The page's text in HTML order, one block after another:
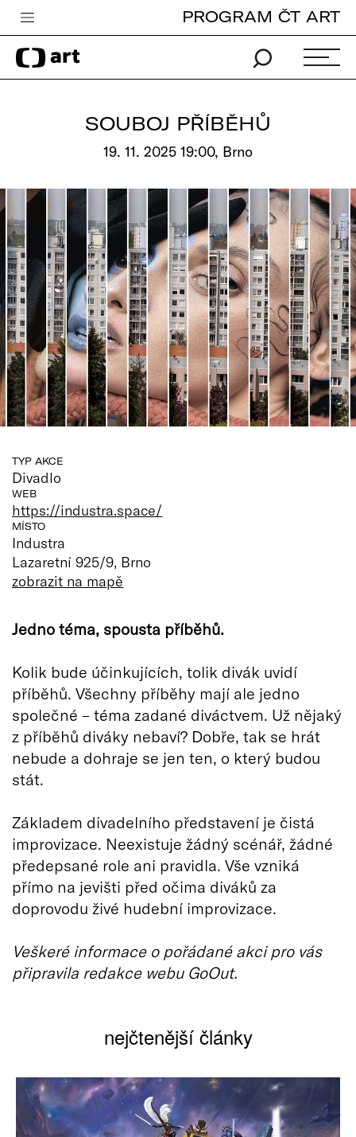
Česká televize
Zpravodajství
Pro děti
edu
Vše o ČT
PROGRAM ČT ART
SOUBOJ PŘÍBĚHŮ
19. 11. 2025 19:00, Brno
TYP AKCE
Divadlo
WEB
https://industra.space/
MÍSTO
Industra
Lazaretní 925/9, Brno
zobrazit na mapě
Jedno téma, spousta příběhů.
Kolik bude účinkujících, tolik divák uvidí
příběhů. Všechny příběhy mají ale jedno
společné – téma zadané diváctvem. Už nějaký
z příběhů diváky nebaví? Dobře, tak se hrát
nebude a dohraje se jen ten, o který budou
stát.
Základem divadelního představení je čistá
improvizace. Neexistuje žádný scénář, žádné
předepsané role ani pravidla. Vše vzniká
přímo na jevišti před očima diváků za
doprovodu živé hudební improvizace.
Veškeré informace o pořádané akci pro vás
připravila redakce webu GoOut.
nejčtenější články